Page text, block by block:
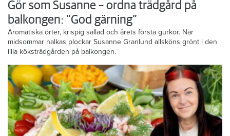
Gör som Susanne – ordna trädgård på
balkongen: ”God gärning”
Aromatiska örter, krispig sallad och årets första gurkor. När
midsommar nalkas plockar Susanne Granlund allsköns grönt i den
lilla köksträdgården på balkongen.